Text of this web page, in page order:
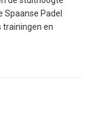
Spaanse Padel
trainingen en